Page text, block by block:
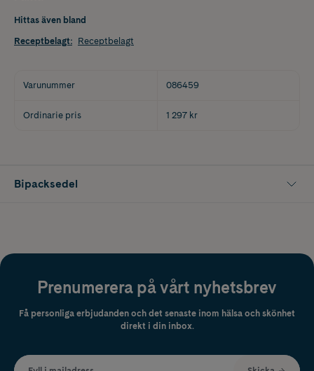
Hittas även bland
Receptbelagt: Receptbelagt
Varunummer 086459
Ordinarie pris 1 297 kr
Bipacksedel
Prenumerera på vårt nyhetsbrev
Få personliga erbjudanden och det senaste inom hälsa och skönhet
direkt i din inbox.